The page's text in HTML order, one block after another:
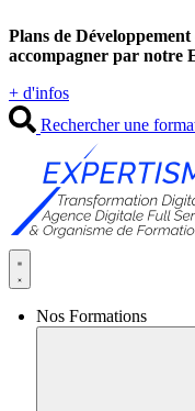
au
contenu
Plans de
accompagner par notre
+ d'infos
Rechercher une
Nos Formations